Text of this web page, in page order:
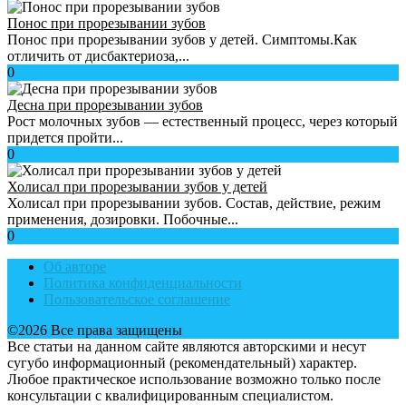
Понос при прорезывании зубов
Понос при прорезывании зубов у детей. Симптомы.Как
отличить от дисбактериоза,...
0
Десна при прорезывании зубов
Рост молочных зубов — естественный процесс, через который
придется пройти...
0
Холисал при прорезывании зубов у детей
Холисал при прорезывании зубов. Cостав, действие, режим
применения, дозировки. Побочные...
0
Об авторе
Политика конфиденциальности
Пользовательское соглашение
©2026 Все права защищены
Все статьи на данном сайте являются авторскими и несут
сугубо информационный (рекомендательный) характер.
Любое практическое использование возможно только после
консультации с квалифицированным специалистом.